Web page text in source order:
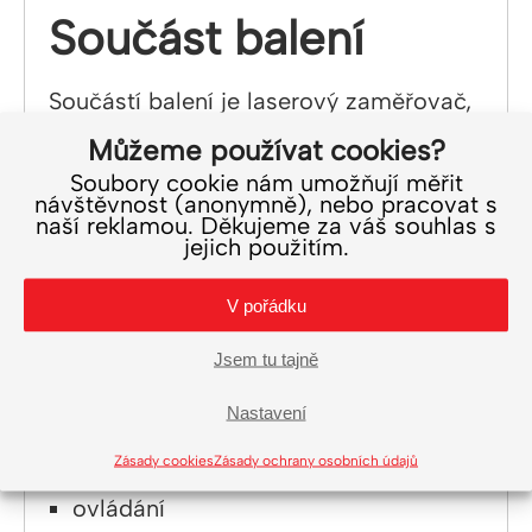
Můžeme používat cookies?
Soubory cookie nám umožňují měřit
návštěvnost (anonymně), nebo pracovat s
naší reklamou. Děkujeme za váš souhlas s
jejich použitím.
V pořádku
Jsem tu tajně
Nastavení
Zásady cookiesZásady ochrany osobních údajů
Součást balení
Součástí balení je laserový zaměřovač,
imbusové klíče pro uchycení a seřízení
laseru a český návod.
Český návod
montáž
ovládání